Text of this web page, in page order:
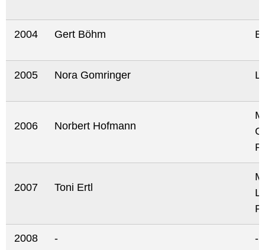
2004 Gert Böhm
2005 Nora Gomringer
2006 Norbert Hofmann
2007 Toni Ertl
2008 - -